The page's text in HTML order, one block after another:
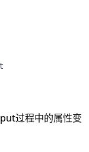
|
^
过程中的属性变